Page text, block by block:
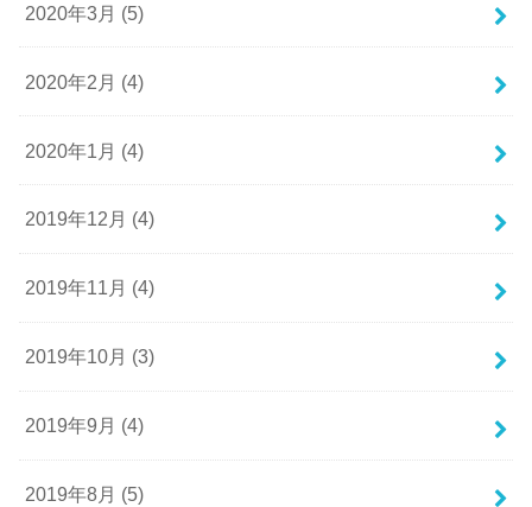
2020年3月 (5)
2020年2月 (4)
2020年1月 (4)
2019年12月 (4)
2019年11月 (4)
2019年10月 (3)
2019年9月 (4)
2019年8月 (5)